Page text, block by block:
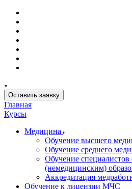
Оставить заявку
Главная
Курсы
Медицина
Обучение высшего
Обучение среднего
Обучение
(немедицинским)
Аккредитация
Обучение к лицензии МЧС